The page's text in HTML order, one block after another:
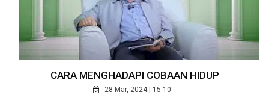
CARA MENGHADAPI COBAAN HIDUP
28 Mar, 2024 | 15:10